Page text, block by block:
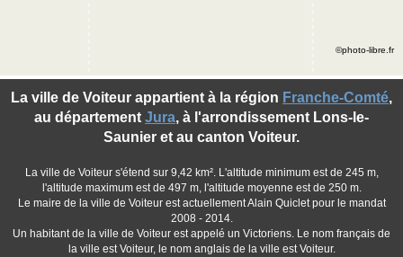
La ville de Voiteur appartient à la région Franche-Comté,
au département Jura, à l'arrondissement Lons-le-
Saunier et au canton Voiteur.
La ville de Voiteur s'étend sur 9,42 km². L'altitude minimum est de 245 m,
l'altitude maximum est de 497 m, l'altitude moyenne est de 250 m.
Le maire de la ville de Voiteur est actuellement Alain Quiclet pour le mandat
2008 - 2014.
Un habitant de la ville de Voiteur est appelé un Victoriens. Le nom français de
la ville est Voiteur, le nom anglais de la ville est Voiteur.
©photo-libre.fr